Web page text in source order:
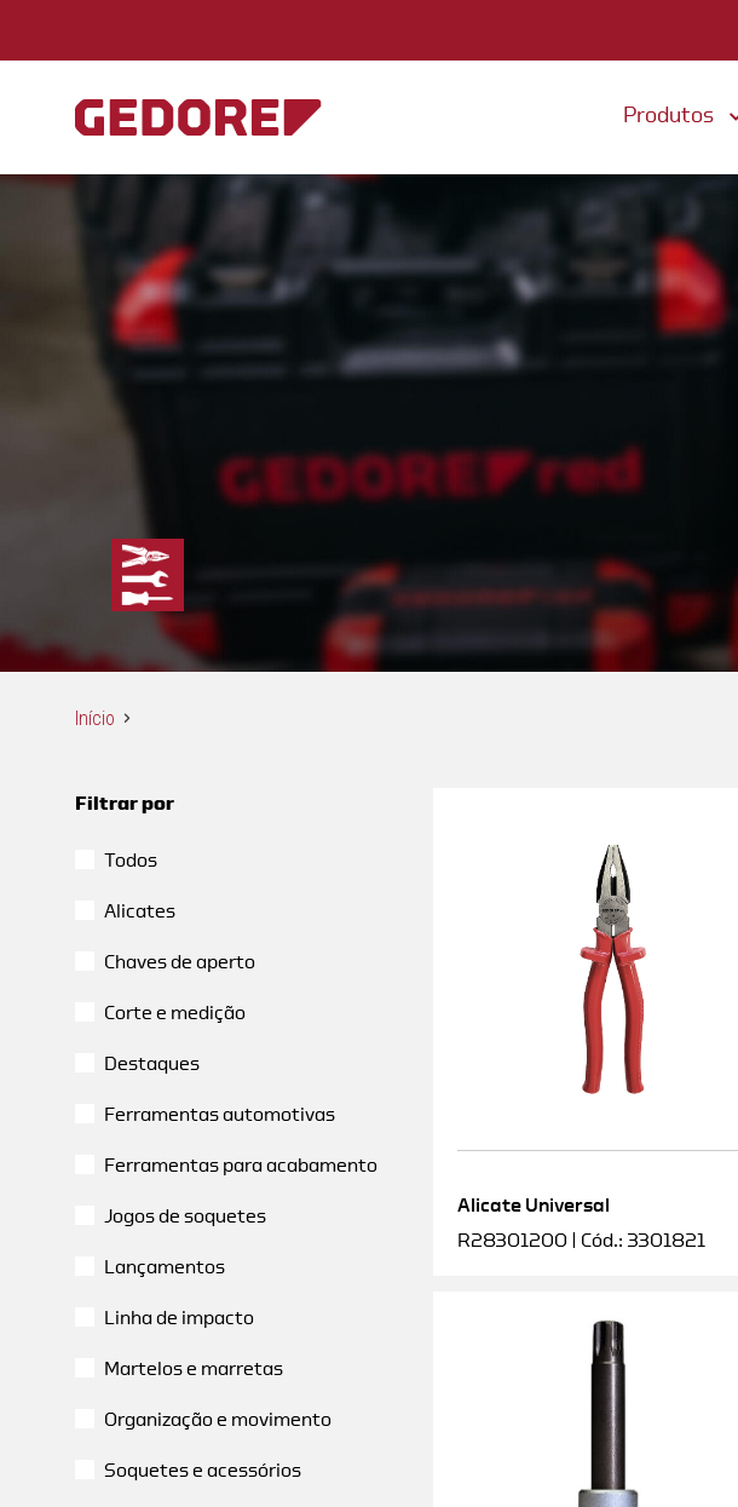
Produtos
Início
Filtrar por
Todos
Alicates
Chaves de aperto
Corte e medição
Destaques
Ferramentas automotivas
Ferramentas para acabamento
Jogos de soquetes
Lançamentos
Linha de impacto
Martelos e marretas
Organização e movimento
Soquetes e acessórios
Alicate Universal
R28301200 | Cód.: 3301821